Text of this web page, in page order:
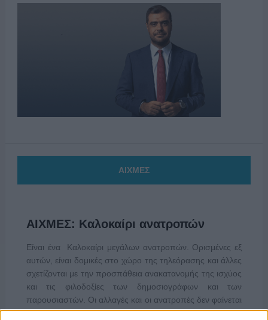
ΑΙΧΜΕΣ
ΑΙΧΜΕΣ: Καλοκαίρι ανατροπών
Είναι ένα Καλοκαίρι μεγάλων ανατροπών. Ορισμένες εξ
αυτών, είναι δομικές στο χώρο της τηλεόρασης και άλλες
σχετίζονται με την προσπάθεια ανακατανομής της ισχύος
και τις φιλοδοξίες των δημοσιογράφων και των
παρουσιαστών. Οι αλλαγές και οι ανατροπές δεν φαίνεται
να έχουν τελειώσει. Αντιθέτως θα συνεχιστούν και θα